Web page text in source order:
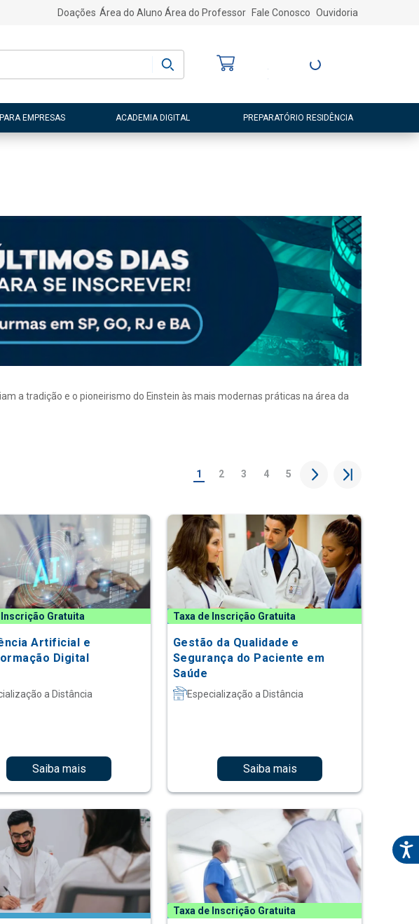
Doações Área do Aluno Área do Professor Fale Conosco Ouvidoria
Entre ou Cadastre-
PARA EMPRESAS ACADEMIA DIGITAL PREPARATÓRIO RESIDÊNCIA
a tradição e o pioneirismo do Einstein às mais modernas práticas na área da
1 2 3 4 5
Inscrição Gratuita
Artificial e
Digital
a Distância
Saiba mais
Taxa de Inscrição Gratuita
Gestão da Qualidade e
Segurança do Paciente em
Saúde
Especialização a Distância
Saiba mais
Taxa de Inscrição Gratuita